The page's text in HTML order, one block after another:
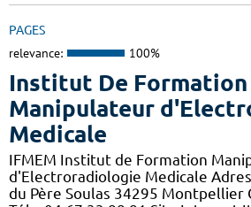
PAGES
relevance: 100%
Institut De Formation
Manipulateur
Medicale
IFMEM Institut de Formation
d'Electroradiologie Medicale
du Père Soulas 34295 Montpellier